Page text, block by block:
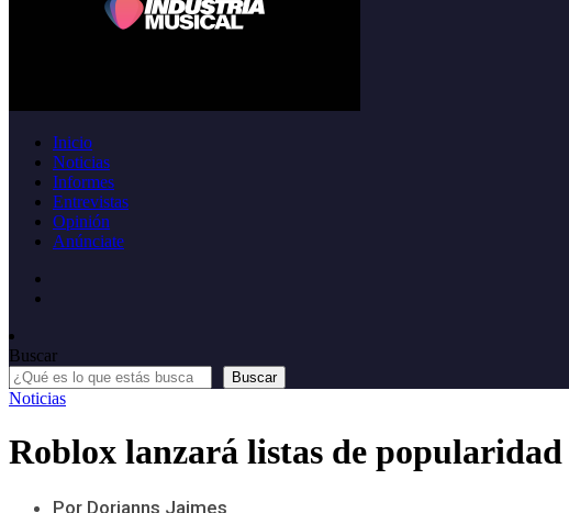
Inicio
Noticias
Informes
Entrevistas
Opinión
Anúnciate
Buscar
Buscar
Noticias
Roblox lanzará listas de
Por Dorianns Jaimes